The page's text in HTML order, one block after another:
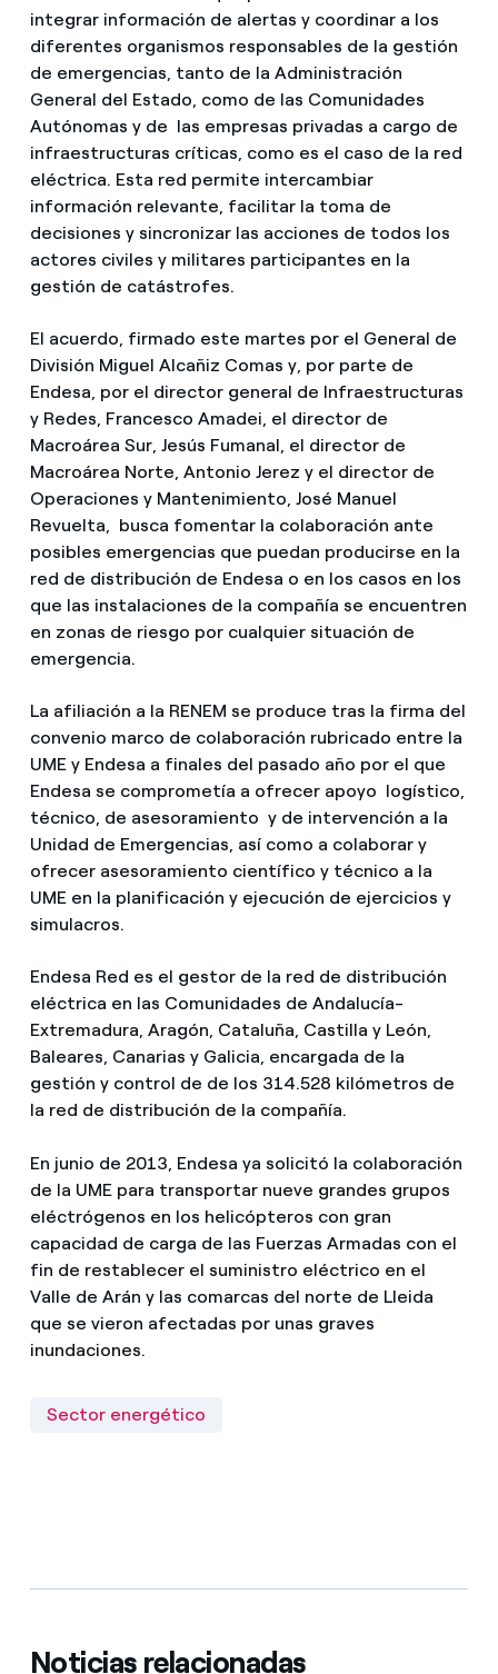
integrar información de alertas y coordinar a los
diferentes organismos responsables de la gestión
de emergencias, tanto de la Administración
General del Estado, como de las Comunidades
Autónomas y de las empresas privadas a cargo de
infraestructuras críticas, como es el caso de la red
eléctrica. Esta red permite intercambiar
información relevante, facilitar la toma de
decisiones y sincronizar las acciones de todos los
actores civiles y militares participantes en la
gestión de catástrofes.
El acuerdo, firmado este martes por el General de
División Miguel Alcañiz Comas y, por parte de
Endesa, por el director general de Infraestructuras
y Redes, Francesco Amadei, el director de
Macroárea Sur, Jesús Fumanal, el director de
Macroárea Norte, Antonio Jerez y el director de
Operaciones y Mantenimiento, José Manuel
Revuelta, busca fomentar la colaboración ante
posibles emergencias que puedan producirse en la
red de distribución de Endesa o en los casos en los
que las instalaciones de la compañía se encuentren
en zonas de riesgo por cualquier situación de
emergencia.
La afiliación a la RENEM se produce tras la firma del
convenio marco de colaboración rubricado entre la
UME y Endesa a finales del pasado año por el que
Endesa se comprometía a ofrecer apoyo logístico,
técnico, de asesoramiento y de intervención a la
Unidad de Emergencias, así como a colaborar y
ofrecer asesoramiento científico y técnico a la
UME en la planificación y ejecución de ejercicios y
simulacros.
Endesa Red es el gestor de la red de distribución
eléctrica en las Comunidades de Andalucía-
Extremadura, Aragón, Cataluña, Castilla y León,
Baleares, Canarias y Galicia, encargada de la
gestión y control de de los 314.528 kilómetros de
la red de distribución de la compañía.
En junio de 2013, Endesa ya solicitó la colaboración
de la UME para transportar nueve grandes grupos
eléctrógenos en los helicópteros con gran
capacidad de carga de las Fuerzas Armadas con el
fin de restablecer el suministro eléctrico en el
Valle de Arán y las comarcas del norte de Lleida
que se vieron afectadas por unas graves
inundaciones.
Sector energético
Noticias relacionadas